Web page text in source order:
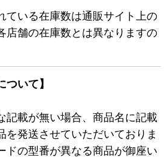
ている在庫数は通販サイト上の
店舗の在庫数とは異なりますの
ついて】
記載が無い場合、商品名に記載
を発送させていただいておりま
ドの型番が異なる商品が御座い